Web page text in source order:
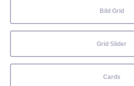
Bild Grid
Grid Slider
Cards